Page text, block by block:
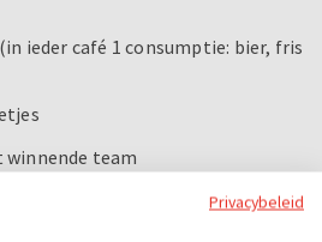
ieder café 1 consumptie: bier, fris
team
Privacybeleid